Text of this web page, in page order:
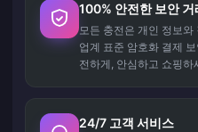
100% 안전한 보안 거
모든 충전은 개인 정보
업계 표준 암호화 결제
전하게, 안심하고 쇼핑하
24/7 고객 서비스